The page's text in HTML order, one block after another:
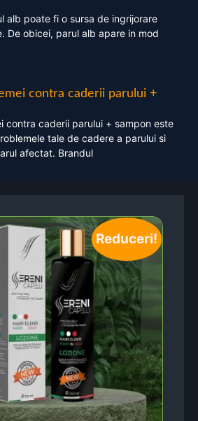
alb poate fi o sursa de ingrijorare
De obicei, parul alb apare in mod
contra caderii parului +
contra caderii parului + sampon este
tale de cadere a parului si
afectat. Brandul
Reduceri!